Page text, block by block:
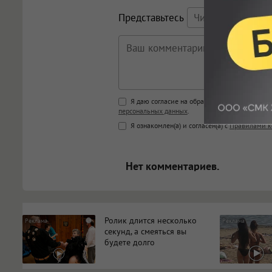
Представьтесь
Поддержка HTML
<b>, <strong>, <u>, <i>, <em>,
<blockquote>, <code>
Я даю согласие на обработку моих
персональных данных.
Я ознакомлен(а) и согласен(а) сПравилами
Нет комментариев.
i
Ролик длится несколько
секунд, а смеяться вы
будете долго